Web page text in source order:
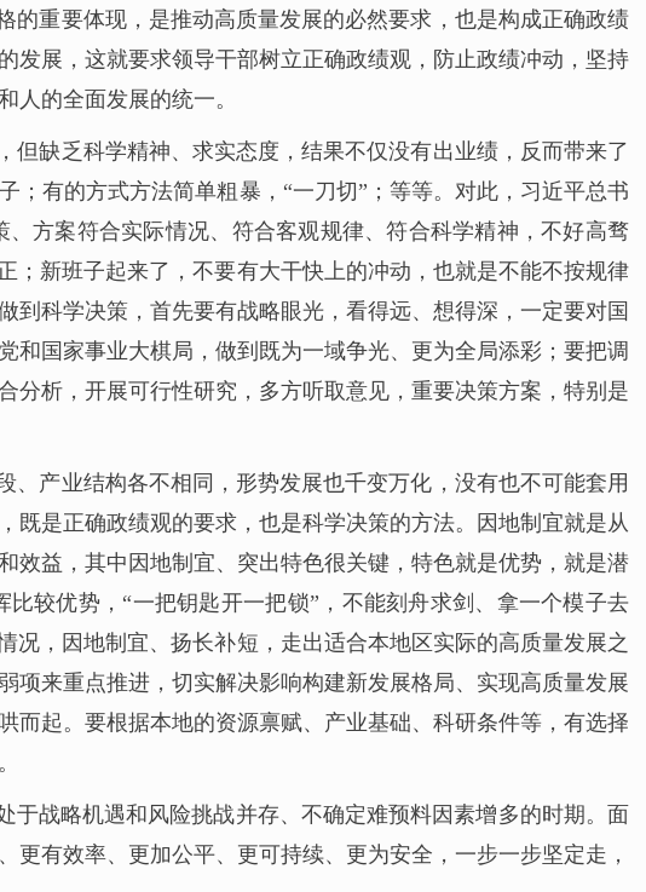
重要体现，是推动高质量发展的必然要求，也是构成正确政绩
发展，这就要求领导干部树立正确政绩观，防止政绩冲动，坚持
人的全面发展的统一。
缺乏科学精神、求实态度，结果不仅没有出业绩，反而带来了
有的方式方法简单粗暴，“一刀切”；等等。对此，习近平总书
方案符合实际情况、符合客观规律、符合科学精神，不好高骛
；新班子起来了，不要有大干快上的冲动，也就是不能不按规律
科学决策，首先要有战略眼光，看得远、想得深，一定要对国
国家事业大棋局，做到既为一域争光、更为全局添彩；要把调
析，开展可行性研究，多方听取意见，重要决策方案，特别是
产业结构各不相同，形势发展也千变万化，没有也不可能套用
是正确政绩观的要求，也是科学决策的方法。因地制宜就是从
效益，其中因地制宜、突出特色很关键，特色就是优势，就是潜
较优势，“一把钥匙开一把锁”，不能刻舟求剑、拿一个模子去
，因地制宜、扬长补短，走出适合本地区实际的高质量发展之
项来重点推进，切实解决影响构建新发展格局、实现高质量发展
而起。要根据本地的资源禀赋、产业基础、科研条件等，有选择
战略机遇和风险挑战并存、不确定难预料因素增多的时期。面
有效率、更加公平、更可持续、更为安全，一步一步坚定走，